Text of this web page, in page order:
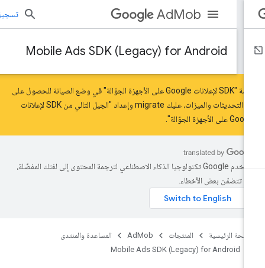
AdMob تسجيل
Mobile Ads SDK (Legacy) for Android
حزمة "SDK لإعلانات Google على الأجهزة الجوّالة" في وضع الصيانة للحصول على
التحديثات والميزات، عليكmigrateو
إعداد "الجيل التالي من SDK لإعلانات
.
تستخدم Google تكنولوجيا الذكاء الاصطناعي لترجمة المحتوى إلى لغتك المفضّلة،
تتضمّن بعض الأخطاء.
الرئيسية المنتجات AdMob
المساعدة والمنتدى
Mobile Ads SDK (Legacy) for Android